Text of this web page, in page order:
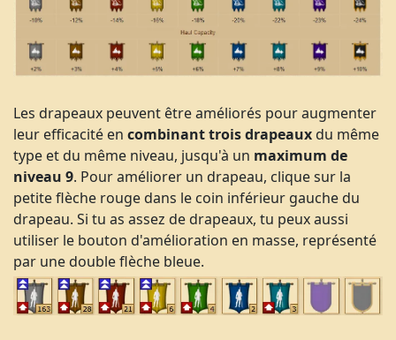
Les drapeaux peuvent être améliorés pour augmenter
leur efficacité en combinant trois drapeauxdu même
type et du même niveau, jusqu'à un maximum de
niveau 9. Pour améliorer un drapeau, clique sur la
petite flèche rouge dans le coin inférieur gauche du
drapeau. Si tu as assez de drapeaux, tu peux aussi
utiliser le bouton d'amélioration en masse, représenté
par une double flèche bleue.